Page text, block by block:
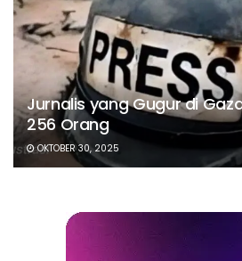
Jurnalis yang Gugur di
256 Orang
OKTOBER 30, 2025